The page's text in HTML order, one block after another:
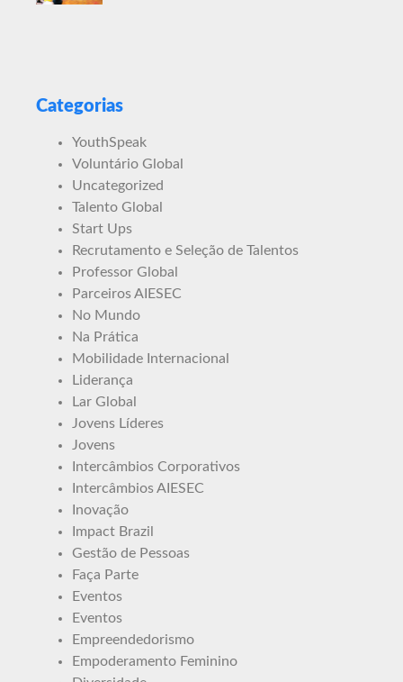
Categorias
YouthSpeak
Voluntário Global
Uncategorized
Talento Global
Start Ups
Recrutamento e Seleção de Talentos
Professor Global
Parceiros AIESEC
No Mundo
Na Prática
Mobilidade Internacional
Liderança
Lar Global
Jovens Líderes
Jovens
Intercâmbios Corporativos
Intercâmbios AIESEC
Inovação
Impact Brazil
Gestão de Pessoas
Faça Parte
Eventos
Eventos
Empreendedorismo
Empoderamento Feminino